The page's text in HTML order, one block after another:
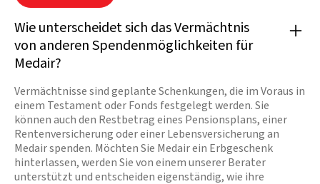
Wie unterscheidet sich das Vermächtnis
von anderen Spendenmöglichkeiten für
Medair?
Vermächtnisse sind geplante Schenkungen, die im Voraus in
einem Testament oder Fonds festgelegt werden. Sie
können auch den Restbetrag eines Pensionsplans, einer
Rentenversicherung oder einer Lebensversicherung an
Medair spenden. Möchten Sie Medair ein Erbgeschenk
hinterlassen, werden Sie von einem unserer Berater
unterstützt und entscheiden eigenständig, wie ihre